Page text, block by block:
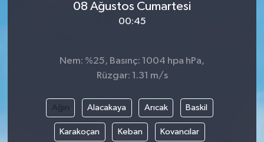
08 Ağustos Cumartesi
00:45
Nem: %25, Basınç: 1004 hpa hPa,
Rüzgar: 1.31 m/s
Ağın Alacakaya Arıcak Baskil
Karakoçan Keban Kovancılar